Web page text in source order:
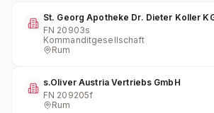
St. Georg Apotheke Dr. Dieter Koller
FN 20903s
Kommanditgesellschaft
Rum
s.Oliver Austria Vertriebs GmbH
FN 209205f
Rum